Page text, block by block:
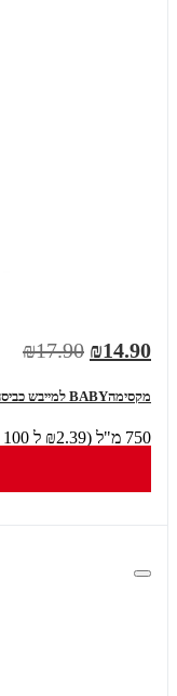
₪14.90
₪17.90
מקסימהBABY למייבש כביסה 750 מ'ל
750 מ"ל (₪2.39 ל 100 מ"ל)